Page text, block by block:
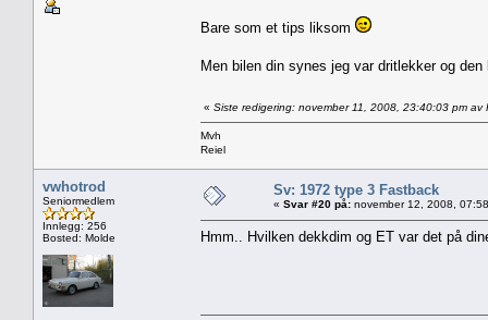
Bare som et tips liksom
Men bilen din synes jeg var dritlekker og
« Siste redigering: november 11, 2008, 23:40:03 pm av
Mvh
Reiel
vwhotrod
Seniormedlem
Innlegg: 256
Bosted: Molde
Sv: 1972 type 3 Fastback
« Svar #20 på: november 12, 2008,
Hmm.. Hvilken dekkdim og ET var det på